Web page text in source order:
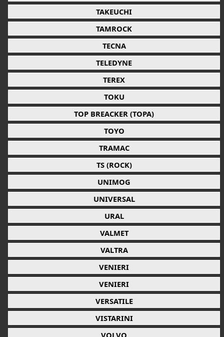
TAKEUCHI
TAMROCK
TECNA
TELEDYNE
TEREX
TOKU
TOP BREACKER (TOPA)
TOYO
TRAMAC
TS (ROCK)
UNIMOG
UNIVERSAL
URAL
VALMET
VALTRA
VENIERI
VENIERI
VERSATILE
VISTARINI